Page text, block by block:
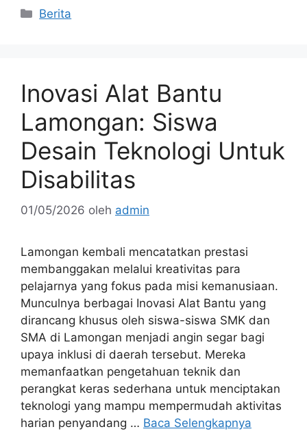
Kategori
Berita
Inovasi Alat Bantu
Lamongan: Siswa
Desain Teknologi Untuk
Disabilitas
01/05/2026 oleh admin
Lamongan kembali mencatatkan prestasi
membanggakan melalui kreativitas para
pelajarnya yang fokus pada misi kemanusiaan.
Munculnya berbagai Inovasi Alat Bantu yang
dirancang khusus oleh siswa-siswa SMK dan
SMA di Lamongan menjadi angin segar bagi
upaya inklusi di daerah tersebut. Mereka
memanfaatkan pengetahuan teknik dan
perangkat keras sederhana untuk menciptakan
teknologi yang mampu mempermudah aktivitas
harian penyandang … Baca Selengkapnya